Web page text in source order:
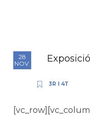
28
NOV.
3R I 4T